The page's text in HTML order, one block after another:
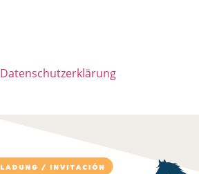
Datenschutzerklärung